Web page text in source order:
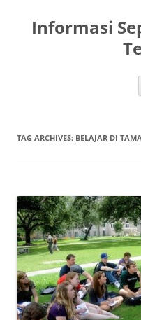
content
Informasi
TAG ARCHIVES: BELAJAR DI